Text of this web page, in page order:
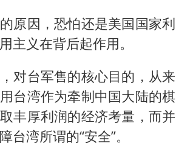
原因，恐怕还是美国国家利
主义在背后起作用。
对台军售的核心目的，从来
台湾作为牵制中国大陆的棋
丰厚利润的经济考量，而并
台湾所谓的“安全”。